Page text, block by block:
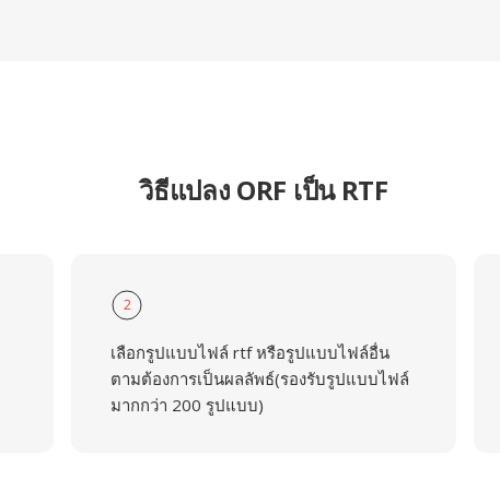
วิธีแปลง ORF เป็น RTF
2
เลือกรูปแบบไฟล์ rtf หรือรูปแบบไฟล์อื่น
ตามต้องการเป็นผลลัพธ์(รองรับรูปแบบไฟล์
มากกว่า 200 รูปแบบ)